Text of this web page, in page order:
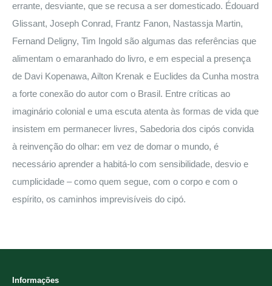
errante, desviante, que se recusa a ser domesticado. Édouard
Glissant, Joseph Conrad, Frantz Fanon, Nastassja Martin,
Fernand Deligny, Tim Ingold são algumas das referências que
alimentam o emaranhado do livro, e em especial a presença
de Davi Kopenawa, Ailton Krenak e Euclides da Cunha mostra
a forte conexão do autor com o Brasil. Entre críticas ao
imaginário colonial e uma escuta atenta às formas de vida que
insistem em permanecer livres, Sabedoria dos cipós convida
à reinvenção do olhar: em vez de domar o mundo, é
necessário aprender a habitá-lo com sensibilidade, desvio e
cumplicidade – como quem segue, com o corpo e com o
espírito, os caminhos imprevisíveis do cipó.
Informações